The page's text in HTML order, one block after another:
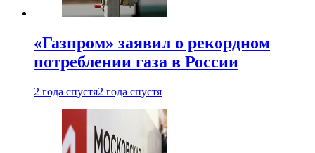
«Газпром» заявил о рекордном
потреблении газа в России
2 года спустя2 года спустя